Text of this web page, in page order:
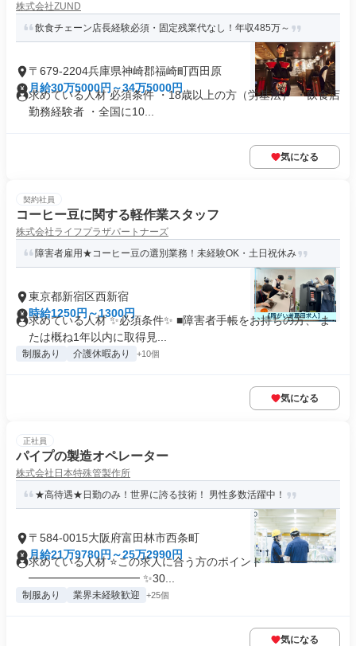
株式会社ZUND
飲食チェーン店長経験必須・固定残業代なし！年収485万～
〒679-2204兵庫県神崎郡福崎町西田原
月給30万5000円～34万5000円
求めている人材 必須条件 ・18歳以上の方（労基法） ・飲食店
勤務経験者 ・全国に10...
気になる
契約社員
コーヒー豆に関する軽作業スタッフ
株式会社ライフプラザパートナーズ
障害者雇用★コーヒー豆の選別業務！未経験OK・土日祝休み
東京都新宿区西新宿
時給1250円～1300円
求めている人材 ✨必須条件✨ ■障害者手帳をお持ちの方、 ま
たは概ね1年以内に取得見...
制服あり 介護休暇あり +10個
気になる
正社員
パイプの製造オペレーター
株式会社日本特殊管製作所
★高待遇★日勤のみ！世界に誇る技術！ 男性多数活躍中！
〒584-0015大阪府富田林市西条町
月給21万9780円～25万2990円
求めている人材 ⭐この求人に合う方のポイント ━━━━━━
━━━━━━━━━━ ✨30...
制服あり 業界未経験歓迎 +25個
気になる